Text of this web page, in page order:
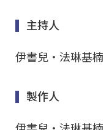
主持人
伊書兒‧法琳基楠
製作人